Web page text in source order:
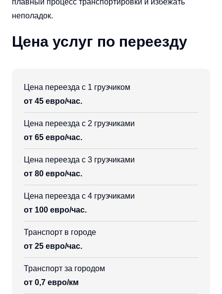
плавный процесс транспортировки и избежать
неполадок.
Цена услуг по переезду
Цена переезда с 1 грузчиком
от 45 евро/час.
Цена переезда с 2 грузчиками
от 65 евро/час.
Цена переезда с 3 грузчиками
от 80 евро/час.
Цена переезда с 4 грузчиками
от 100 евро/час.
Транспорт в городе
от 25 евро/час.
Транспорт за городом
от 0,7 евро/км